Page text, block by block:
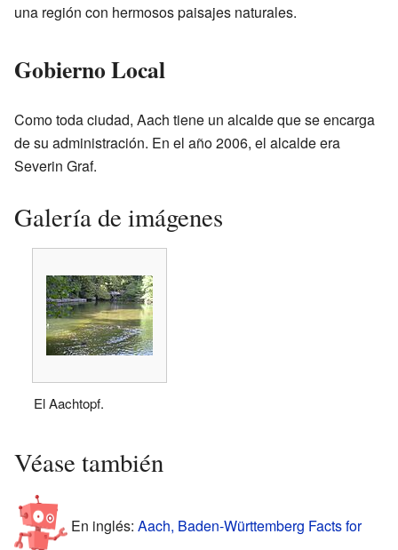
una región con hermosos paisajes naturales.
Gobierno Local
Como toda ciudad, Aach tiene un alcalde que se encarga
de su administración. En el año 2006, el alcalde era
Severin Graf.
Galería de imágenes
El Aachtopf.
Véase también
En inglés: Aach, Baden-Württemberg Facts for